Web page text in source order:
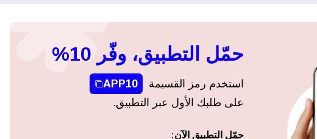
حمّل التطبيق، وفّر 10%
استخدم رمز القسيمة
APP10
على طلبك الأول عبر التطبيق.
حمّل التطبيق الآن: